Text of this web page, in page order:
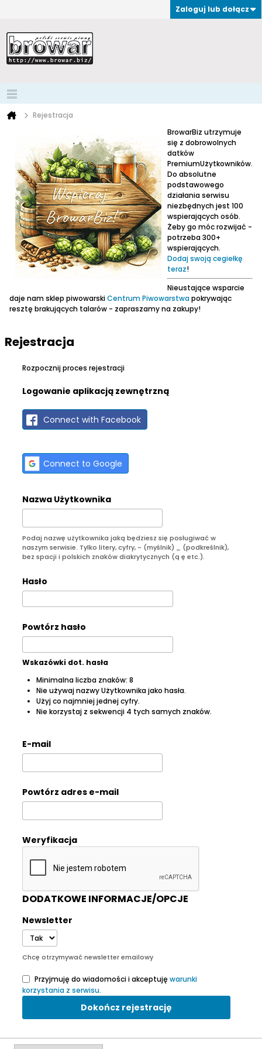
Zaloguj lub dołącz
Rejestracja
BrowarBiz utrzymuje
się z dobrowolnych
datków
PremiumUżytkowników.
Do absolutne
podstawowego
działania serwisu
niezbędnych jest 100
wspierających osób.
Żeby go móc rozwijać -
potrzeba 300+
wspierających.
Dodaj swoją cegiełkę
teraz!
Nieustające wsparcie
daje nam sklep piwowarskiCentrum Piwowarstwapokrywając
resztę brakujących talarów - zapraszamy na zakupy!
Rejestracja
Rozpocznij proces rejestracji
Logowanie aplikacją zewnętrzną
Connect with Facebook
Connect to Google
Nazwa Użytkownika
Podaj nazwę użytkownika jaką będziesz się posługiwać w
naszym serwisie. Tylko litery, cyfry, - (myślnik) _ (podkreślnik),
bez spacji i polskich znaków diakrytycznych (ą ę etc.).
Hasło
Powtórz hasło
Wskazówki dot. hasła
Minimalna liczba znaków: 8
Nie używaj nazwy Użytkownika jako hasła.
Użyj co najmniej jednej cyfry.
Nie korzystaj z sekwencji 4 tych samych znaków.
E-mail
Powtórz adres e-mail
Weryfikacja
DODATKOWE INFORMACJE/OPCJE
Newsletter
Chcę otrzymywać newsletter emailowy
Przyjmuję do wiadomości i akceptuję warunki
korzystania z serwisu.
Dokończ rejestrację